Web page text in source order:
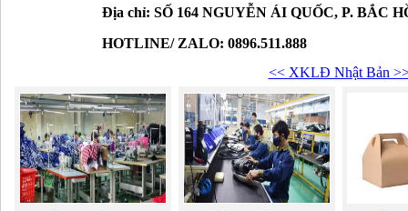
Địa chỉ: SỐ 164 NGUYỄN ÁI QUỐC, P. BẮC
HOTLINE/ ZALO: 0896.511.888
<< XKLĐ Nhật Bản